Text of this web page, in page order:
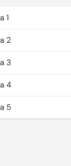
1
2
3
4
5